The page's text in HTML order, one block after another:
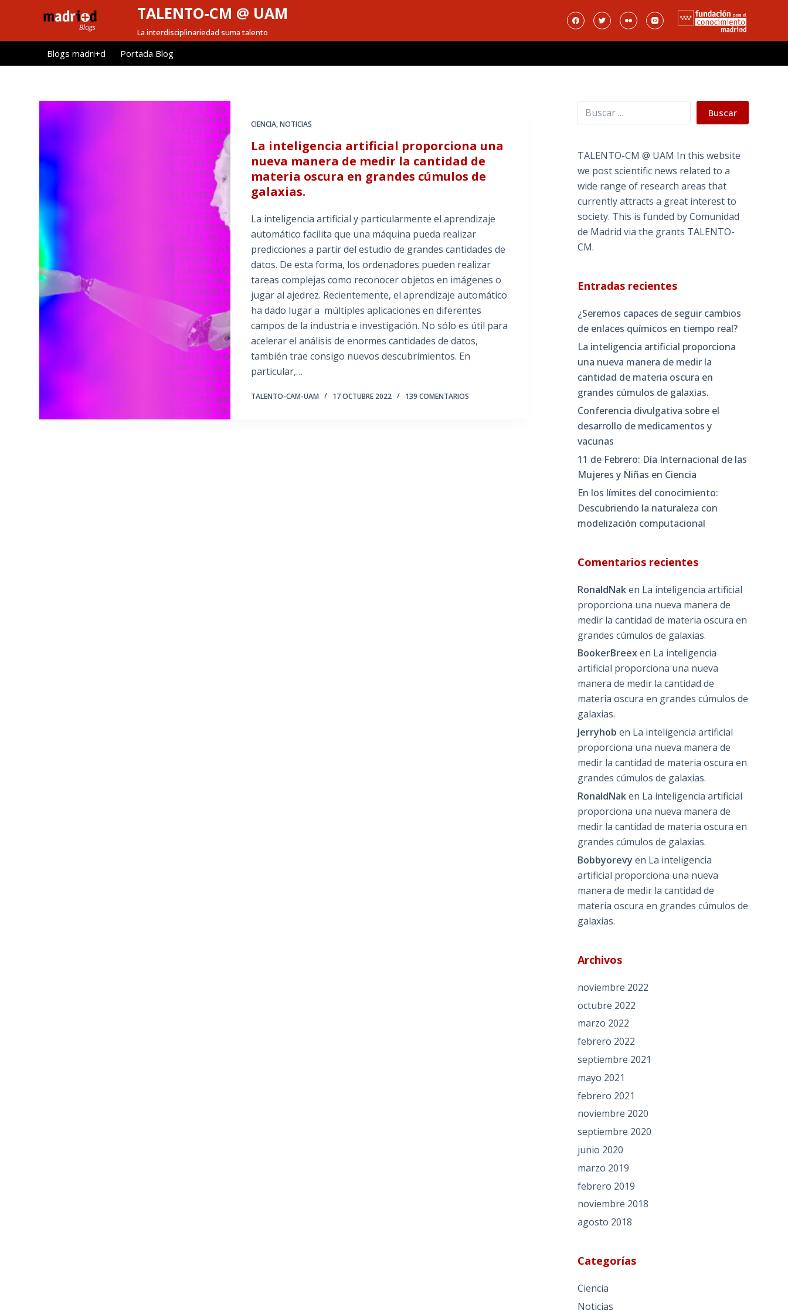
l
TALENTO-CM @ UAM
La interdisciplinariedad suma talento
Blogs madri+d Portada Blog
CIENCIA,NOTICIAS
La inteligencia artificial proporciona una
nueva manera de medir la cantidad de
materia oscura en grandes cúmulos de
galaxias.
La inteligencia artificial y particularmente el aprendizaje
automático facilita que una máquina pueda realizar
predicciones a partir del estudio de grandes cantidades de
datos. De esta forma, los ordenadores pueden realizar
tareas complejas como reconocer objetos en imágenes o
jugar al ajedrez. Recientemente, el aprendizaje automático
ha dado lugar a múltiples aplicaciones en diferentes
campos de la industria e investigación. No sólo es útil para
acelerar el análisis de enormes cantidades de datos,
también trae consigo nuevos descubrimientos. En
particular,…
TALENTO-CAM-UAM 17 OCTUBRE 2022 139 COMENTARIOS
Buscar Buscar
TALENTO-CM @ UAM In this website
we post scientific news related to a
wide range of research areas that
currently attracts a great interest to
society. This is funded by Comunidad
de Madrid via the grants TALENTO-
CM.
Entradas recientes
¿Seremos capaces de seguir cambios
de enlaces químicos en tiempo real?
La inteligencia artificial proporciona
una nueva manera de medir la
cantidad de materia oscura en
grandes cúmulos de galaxias.
Conferencia divulgativa sobre el
desarrollo de medicamentos y
vacunas
11 de Febrero: Día Internacional de las
Mujeres y Niñas en Ciencia
En los límites del conocimiento:
Descubriendo la naturaleza con
modelización computacional
Comentarios recientes
RonaldNaken La inteligencia artificial
proporciona una nueva manera de
medir la cantidad de materia oscura en
grandes cúmulos de galaxias.
BookerBreexen La inteligencia
artificial proporciona una nueva
manera de medir la cantidad de
materia oscura en grandes cúmulos de
galaxias.
Jerryhob en La inteligencia artificial
proporciona una nueva manera de
medir la cantidad de materia oscura en
grandes cúmulos de galaxias.
RonaldNaken La inteligencia artificial
proporciona una nueva manera de
medir la cantidad de materia oscura en
grandes cúmulos de galaxias.
Bobbyorevy en La inteligencia
artificial proporciona una nueva
manera de medir la cantidad de
materia oscura en grandes cúmulos de
galaxias.
Archivos
noviembre 2022
octubre 2022
marzo 2022
febrero 2022
septiembre 2021
mayo 2021
febrero 2021
noviembre 2020
septiembre 2020
junio 2020
marzo 2019
febrero 2019
noviembre 2018
agosto 2018
Categorías
Ciencia
Noticias